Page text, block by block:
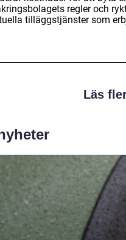
regler och
tilläggstjänster som
Läs